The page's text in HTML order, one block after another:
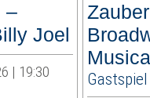
–
Joel
| 19:30
Gastspiel